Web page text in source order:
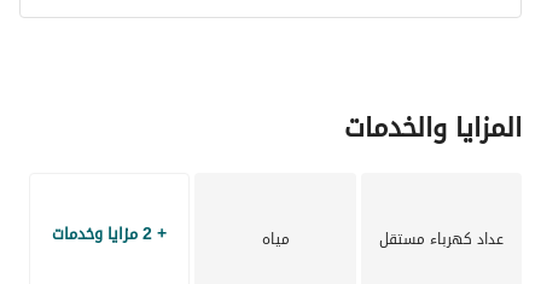
المزايا والخدمات
عداد كهرباء مستقل مياه + 2 مزايا وخدمات